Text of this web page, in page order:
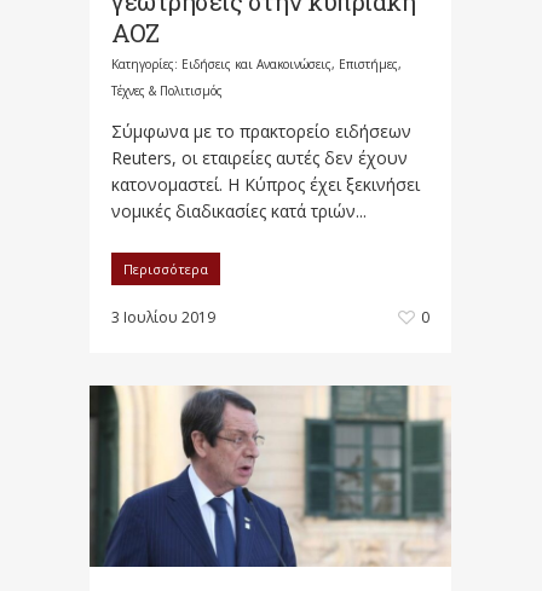
ΑΟΖ
Κατηγορίες: Ειδήσεις και Ανακοινώσεις, Επιστήμες,
Τέχνες & Πολιτισμός
Σύμφωνα με το πρακτορείο ειδήσεων
Reuters, οι εταιρείες αυτές δεν έχουν
κατονομαστεί. Η Κύπρος έχει ξεκινήσει
νομικές διαδικασίες κατά τριών...
Περισσότερα
3 Ιουλίου 2019 0